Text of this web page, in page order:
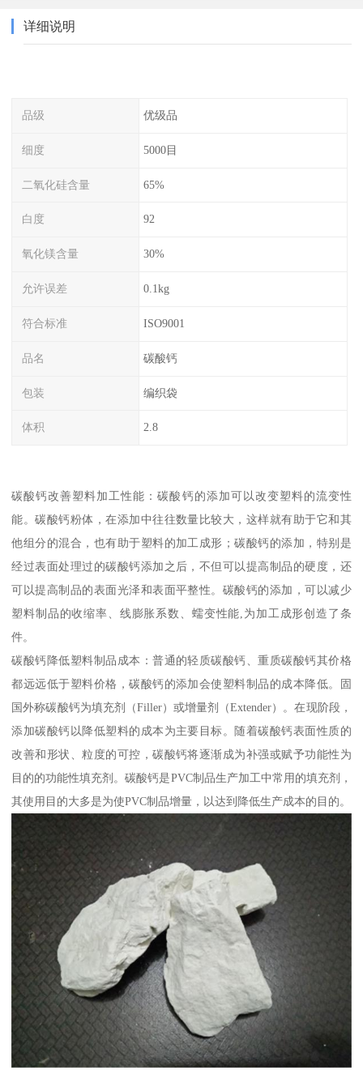
详细说明
品级 优级品
细度 5000目
二氧化硅含量 65%
白度 92
氧化镁含量 30%
允许误差 0.1kg
符合标准 ISO9001
品名 碳酸钙
包装 编织袋
体积 2.8
碳酸钙改善塑料加工性能：碳酸钙的添加可以改变塑料的流变性
能。碳酸钙粉体，在添加中往往数量比较大，这样就有助于它和其
他组分的混合，也有助于塑料的加工成形；碳酸钙的添加，特别是
经过表面处理过的碳酸钙添加之后，不但可以提高制品的硬度，还
可以提高制品的表面光泽和表面平整性。碳酸钙的添加，可以减少
塑料制品的收缩率、线膨胀系数、蠕变性能,为加工成形创造了条
件。
碳酸钙降低塑料制品成本：普通的轻质碳酸钙、重质碳酸钙其价格
都远远低于塑料价格，碳酸钙的添加会使塑料制品的成本降低。固
国外称碳酸钙为填充剂（Filler）或增量剂（Extender）。在现阶段，
添加碳酸钙以降低塑料的成本为主要目标。随着碳酸钙表面性质的
改善和形状、粒度的可控，碳酸钙将逐渐成为补强或赋予功能性为
目的的功能性填充剂。碳酸钙是PVC制品生产加工中常用的填充剂，
其使用目的大多是为使PVC制品增量，以达到降低生产成本的目的。